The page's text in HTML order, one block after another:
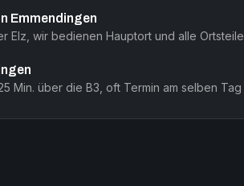
Emmendingen
Elz, wir bedienen Hauptort und alle Ortsteile
Min. über die B3, oft Termin am selben Tag